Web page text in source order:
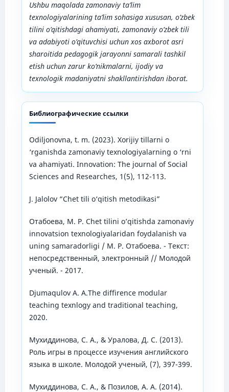
Ushbu maqolada zamonaviy ta’lim
texnologiyalarining ta’lim sohasiga xususan, o’zbek
tilini o’qitishdagi ahamiyati, zamonaviy o’zbek tili
va adabiyoti o’qituvchisi uchun xos axborot asri
sharoitida pedagogik jarayonni samarali tashkil
etish uchun zarur ko‘nikmalarni, ijodiy va
texnologik madaniyatni shakllantirishdan iborat.
Библиографические ссылки
Odiljonovna, t. m. (2023). Xorijiy tillarni o
‘rganishda zamonaviy texnologiyalarning o ‘rni
va ahamiyati. Innovation: The journal of Social
Sciences and Researches, 1(5), 112-113.
J. Jalolov “Chet tili o‘qitish metodikasi”
Отабоева, М. Р. Chet tilini o’qitishda zamonaviy
innоvatsion texnologiyalaridan foydalanish va
uning samaradorligi / М. Р. Отабоева. - Текст:
непосредственный, электронный // Молодой
ученый. - 2017.
Djumaqulov A. A.The diffirence modular
teaching texnlogy and traditional teaching,
2020.
Мухиддинова, С. А., & Уралова, Д. С. (2013).
Роль игры в процессе изучения английского
языка в школе. Молодой ученый, (7), 397-399.
Мухиддинова, С. А., & Позилов, А. А. (2014).